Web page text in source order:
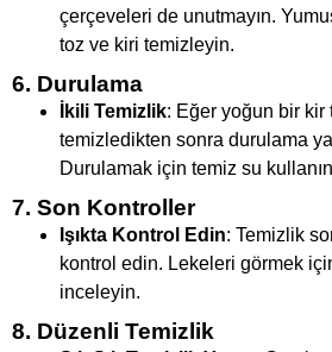
çerçeveleri de unutmayın.
toz ve kiri temizleyin.
6. Durulama
İkili Temizlik: Eğer yoğun bir kir
temizledikten sonra durulama
Durulamak için temiz su
7. Son Kontroller
Işıkta Kontrol Edin: Temizlik
kontrol edin. Lekeleri görmek
inceleyin.
8. Düzenli Temizlik